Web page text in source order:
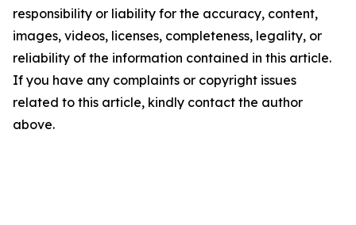
responsibility or liability for the accuracy, content,
images, videos, licenses, completeness, legality, or
reliability of the information contained in this article.
If you have any complaints or copyright issues
related to this article, kindly contact the author
above.